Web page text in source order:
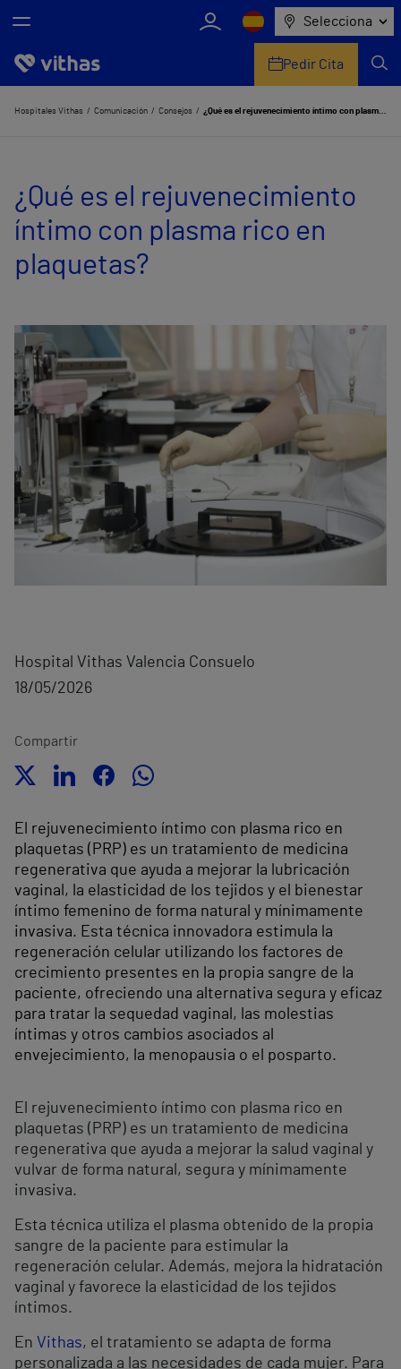
Selecciona
Nosotros
Servicios de salud
Equipo médico y asistencial
Información útil
Comunicación
Pedir Cita
Hospitales Vithas Comunicación Consejos ¿Qué es el rejuvenecimiento íntimo con plasma rico en plaquetas?
¿Qué es el rejuvenecimiento
íntimo con plasma rico en
plaquetas?
Hospital Vithas Valencia Consuelo
18/05/2026
Compartir
El rejuvenecimiento íntimo con plasma rico en
plaquetas (PRP) es un tratamiento de medicina
regenerativa que ayuda a mejorar la lubricación
vaginal, la elasticidad de los tejidos y el bienestar
íntimo femenino de forma natural y mínimamente
invasiva. Esta técnica innovadora estimula la
regeneración celular utilizando los factores de
crecimiento presentes en la propia sangre de la
paciente, ofreciendo una alternativa segura y eficaz
para tratar la sequedad vaginal, las molestias
íntimas y otros cambios asociados al
envejecimiento, la menopausia o el posparto.
El rejuvenecimiento íntimo con plasma rico en
plaquetas (PRP) es un tratamiento de medicina
regenerativa que ayuda a mejorar la salud vaginal y
vulvar de forma natural, segura y mínimamente
invasiva.
Esta técnica utiliza el plasma obtenido de la propia
sangre de la paciente para estimular la
regeneración celular. Además, mejora la hidratación
vaginal y favorece la elasticidad de los tejidos
íntimos.
En Vithas, el tratamiento se adapta de forma
personalizada a las necesidades de cada mujer. Para